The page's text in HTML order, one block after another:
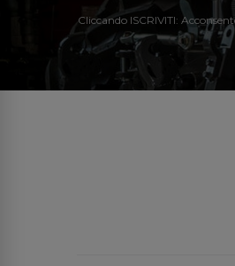
Cliccando ISCRIVITI: